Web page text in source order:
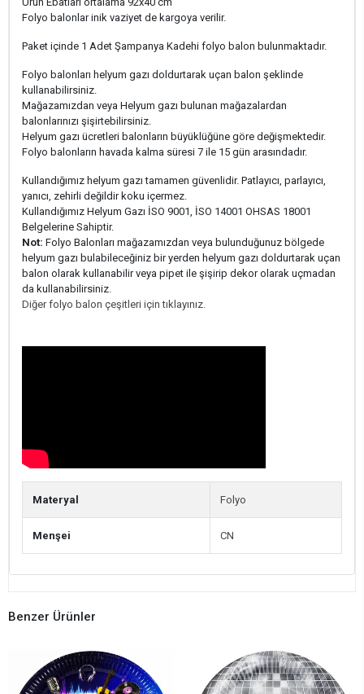
Folyo balonlar inik vaziyet de kargoya verilir.
Paket içinde 1 Adet Şampanya Kadehi folyo balon bulunmaktadır.
Folyo balonları helyum gazı doldurtarak uçan balon şeklinde
kullanabilirsiniz.
Mağazamızdan veya Helyum gazı bulunan mağazalardan
balonlarınızı şişirtebilirsiniz.
Helyum gazı ücretleri balonların büyüklüğüne göre değişmektedir.
Folyo balonların havada kalma süresi 7 ile 15 gün arasındadır.
Kullandığımız helyum gazı tamamen güvenlidir. Patlayıcı, parlayıcı,
yanıcı, zehirli değildir koku içermez.
Kullandığımız Helyum Gazı İSO 9001, İSO 14001 OHSAS 18001
Belgelerine Sahiptir.
Not: Folyo Balonları mağazamızdan veya bulunduğunuz bölgede
helyum gazı bulabileceğiniz bir yerden helyum gazı doldurtarak uçan
balon olarak kullanabilir veya pipet ile şişirip dekor olarak uçmadan
da kullanabilirsiniz.
Diğer folyo balon çeşitleri için tıklayınız.
Materyal Folyo
Menşei CN
Benzer Ürünler